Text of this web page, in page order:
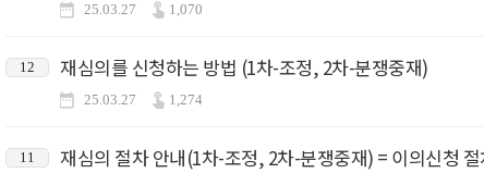
25.03.27 1,070
12 재심의를 신청하는 방법 (1차-조정, 2차-분쟁중재)
25.03.27 1,274
11 재심의 절차 안내(1차-조정, 2차-분쟁중재) = 이의신청